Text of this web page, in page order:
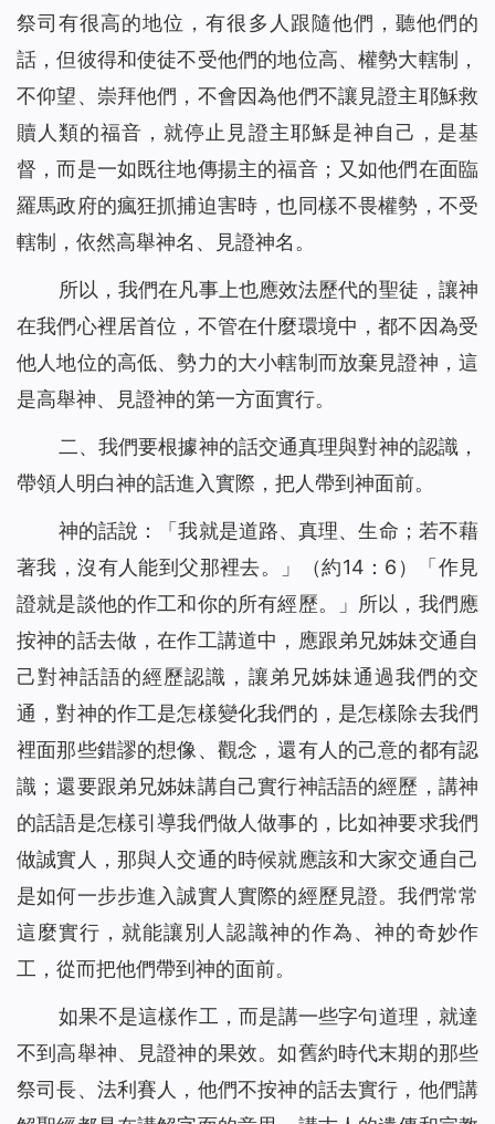
祭司有很高的地位，有很多人跟隨他們，聽他們的
話，但彼得和使徒不受他們的地位高、權勢大轄制，
不仰望、崇拜他們，不會因為他們不讓見證主耶穌救
贖人類的福音，就停止見證主耶穌是神自己，是基
督，而是一如既往地傳揚主的福音；又如他們在面臨
羅馬政府的瘋狂抓捕迫害時，也同樣不畏權勢，不受
轄制，依然高舉神名、見證神名。
所以，我們在凡事上也應效法歷代的聖徒，讓神
在我們心裡居首位，不管在什麼環境中，都不因為受
他人地位的高低、勢力的大小轄制而放棄見證神，這
是高舉神、見證神的第一方面實行。
二、我們要根據神的話交通真理與對神的認識，
帶領人明白神的話進入實際，把人帶到神面前。
神的話說 ：「我就是道路、真理、生命；若不藉
著我，沒有人能到父那裡去。
」（約14：6）「 作見
證就是談他的作工和你的所有經歷。
」所以，我們應
按神的話去做，在作工講道中，應跟弟兄姊妹交通自
己對神話語的經歷認識，讓弟兄姊妹通過我們的交
通，對神的作工是怎樣變化我們的，是怎樣除去我們
裡面那些錯謬的想像、觀念，還有人的己意的都有認
識；還要跟弟兄姊妹講自己實行神話語的經歷，講神
的話語是怎樣引導我們做人做事的，比如神要求我們
做誠實人，那與人交通的時候就應該和大家交通自己
是如何一步步進入誠實人實際的經歷見證。我們常常
這麼實行，就能讓別人認識神的作為、神的奇妙作
工，從而把他們帶到神的面前。
如果不是這樣作工，而是講一些字句道理，就達
不到高舉神、見證神的果效。如舊約時代末期的那些
祭司長、法利賽人，他們不按神的話去實行，他們講